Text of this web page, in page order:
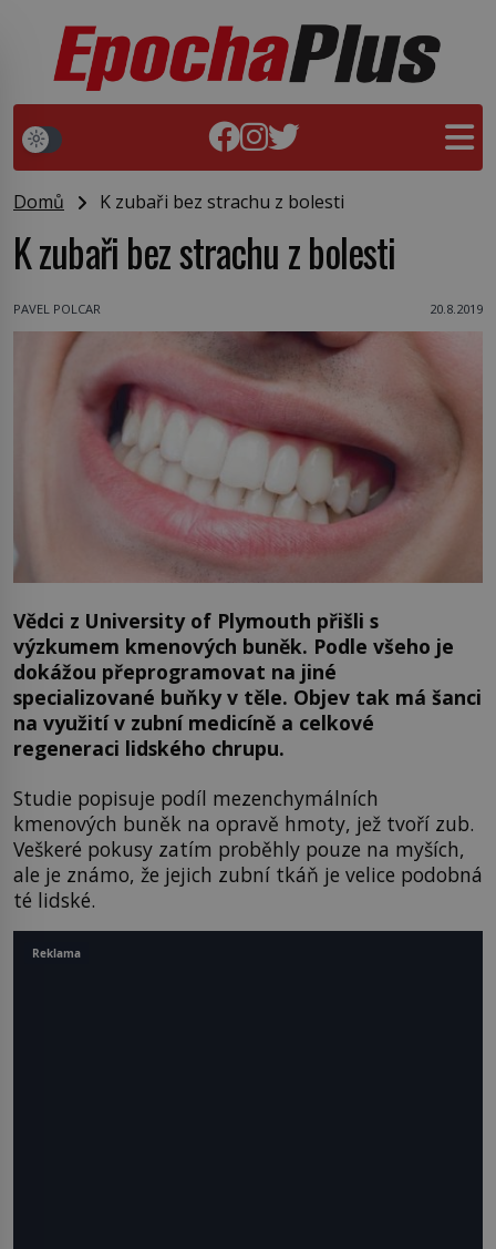
Domů K zubaři bez strachu z bolesti
K zubaři bez strachu z bolesti
PAVEL POLCAR 20.8.2019
Vědci z University of Plymouth přišli s
výzkumem kmenových buněk. Podle všeho je
dokážou přeprogramovat na jiné
specializované buňky v těle. Objev tak má šanci
na využití v zubní medicíně a celkové
regeneraci lidského chrupu.
Studie popisuje podíl mezenchymálních
kmenových buněk na opravě hmoty, jež tvoří zub.
Veškeré pokusy zatím proběhly pouze na myších,
ale je známo, že jejich zubní tkáň je velice podobná
té lidské.
Reklama